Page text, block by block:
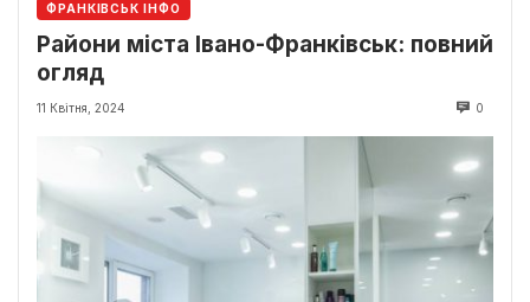
ФРАНКІВСЬК ІНФО
Райони міста Івано-Франківськ: повний
огляд
11 Квітня, 2024 0